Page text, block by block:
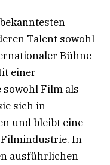
Talent sowohl
Bühne
einer
sowohl Film als
sich in
und bleibt eine
Filmindustrie. In
ausführlichen